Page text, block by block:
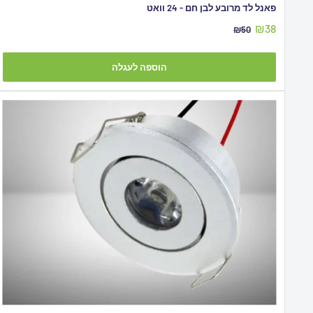
פאנל לד מרובע לבן חם - 24 וואט
מחיר
₪38 מחיר
₪50
הוספה לעגלה